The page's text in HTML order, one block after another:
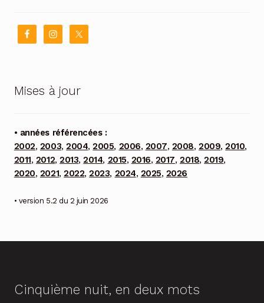
Mises à jour
• années référencées :
2002, 2003,2004,2005, 2006, 2007, 2008,2009,2010,
2011, 2012,2013,2014, 2015, 2016, 2017,2018,2019,
2020, 2021,2022,2023, 2024, 2025, 2026
• version 5.2 du 2 juin 2026
Cinquième nuit, en deux mots